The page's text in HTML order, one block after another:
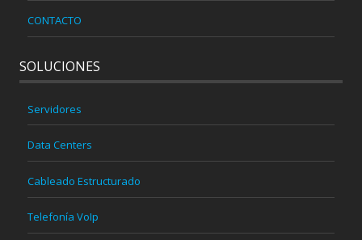
CONTACTO
SOLUCIONES
Servidores
Data Centers
Cableado Estructurado
Telefonía VoIp